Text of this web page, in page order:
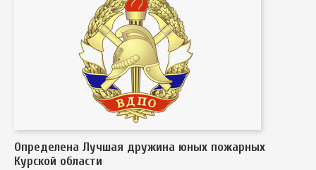
Определена Лучшая дружина юных пожарных
Курской области